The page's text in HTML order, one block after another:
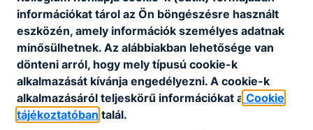
Fejlesztő foglalkozások
Iskolánkban nagy számban tanulnak SNI-s illetve
BTMN-es diákok is. Fontos, hogy a számukra
előírt, megfelelő fejlesztéseket megkapják. Ehhez
két gyógypedagógus munkatársunk nyújt
segítséget, ők biztosítják a tanulók szakértői
határozatban előírt fejlesztését.
információkat tárol az Ön böngészésre használt
eszközén, amely információk személyes adatnak
minősülhetnek. Az alábbiakban lehetősége van
dönteni arról, hogy mely típusú cookie-k
alkalmazását kívánja engedélyezni. A cookie-k
alkalmazásáról teljeskörű információkat a Cookie
tájékoztatóban talál.